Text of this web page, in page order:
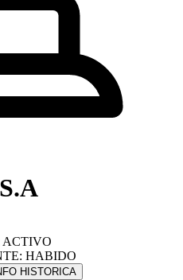
ACTIVO
HABIDO
HISTORICA